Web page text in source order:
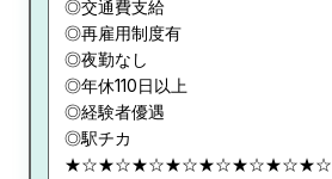
◎交通費支給
◎再雇用制度有
◎夜勤なし
◎年休110日以上
◎経験者優遇
◎駅チカ